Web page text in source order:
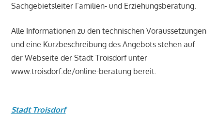
Sachgebietsleiter Familien- und Erziehungsberatung.
Alle Informationen zu den technischen Voraussetzungen
und eine Kurzbeschreibung des Angebots stehen auf
der Webseite der Stadt Troisdorf unter
www.troisdorf.de/online-beratung bereit.
Stadt Troisdorf